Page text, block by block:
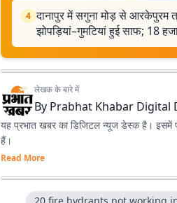
4 दानापुर में सगुना मोड़ से आरकेपुरम
झोपड़ियां–गुमटियां हुई साफ; 18
लेखक के बारे में
By Prabhat Khabar Digital
यह प्रभात खबर का डिजिटल न्यूज डेस्क है। इसमें
हैं।
Read More